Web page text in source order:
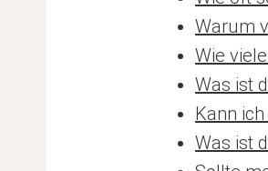
Warum
Wie
Was ist
Kann
Was ist